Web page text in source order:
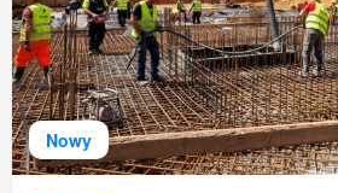
Nowy